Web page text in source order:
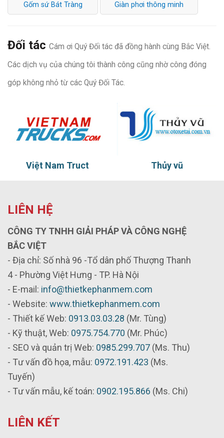
Gốm sứ Bát Tràng Giàn phơi thông minh
Đối tác Cám ơi Quý Đối tác đã đồng hành cùng Bắc Việt.
Các dịch vụ của chúng tôi thành công cũng nhờ công đóng
góp không nhỏ từ các Quý Đối Tác.
Việt Nam Truct Thủy vũ
LIÊN HỆ
CÔNG TY TNHH GIẢI PHÁP VÀ CÔNG NGHỆ
BẮC VIỆT
- Địa chỉ: Số nhà 96 -Tổ dân phố Thượng Thanh
4 - Phường Việt Hưng - TP. Hà Nội
- E-mail: info@thietkephanmem.com
- Website: www.thietkephanmem.com
- Thiết kế Web: 0913.03.03.28 (Mr. Tùng)
- Kỹ thuật, Web: 0975.754.770 (Mr. Phúc)
- SEO và quản trị Web: 0985.299.707 (Ms. Thu)
- Tư vấn đồ họa, mẫu: 0972.191.423 (Ms.
Tuyến)
- Tư vấn mẫu, kế toán: 0902.195.866 (Ms. Chi)
LIÊN KẾT